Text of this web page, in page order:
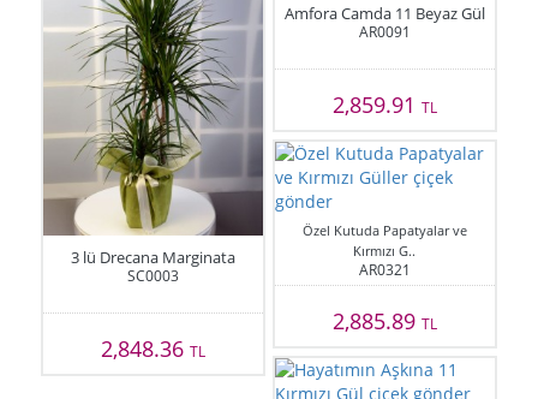
3 lü Drecana Marginata
SC0003
2,848.36TL
Amfora Camda 11 Beyaz Gül
AR0091
2,859.91 TL
Özel Kutuda Papatyalar ve
Kırmızı G..
AR0321
2,885.89 TL